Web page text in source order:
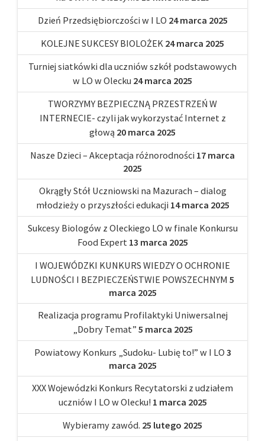
Dzień Przedsiębiorczości w I LO 24 marca 2025
KOLEJNE SUKCESY BIOLOŻEK 24 marca 2025
Turniej siatkówki dla uczniów szkół podstawowych
w LO w Olecku 24 marca 2025
TWORZYMY BEZPIECZNĄ PRZESTRZEŃ W
INTERNECIE- czyli jak wykorzystać Internet z
głową 20 marca 2025
Nasze Dzieci – Akceptacja różnorodności 17 marca
2025
Okrągły Stół Uczniowski na Mazurach – dialog
młodzieży o przyszłości edukacji 14 marca 2025
Sukcesy Biologów z Oleckiego LO w finale Konkursu
Food Expert 13 marca 2025
I WOJEWÓDZKI KUNKURS WIEDZY O OCHRONIE
LUDNOŚCI I BEZPIECZEŃSTWIE POWSZECHNYM 5
marca 2025
Realizacja programu Profilaktyki Uniwersalnej
„Dobry Temat” 5 marca 2025
Powiatowy Konkurs „Sudoku- Lubię to!” w I LO 3
marca 2025
XXX Wojewódzki Konkurs Recytatorski z udziałem
uczniów I LO w Olecku! 1 marca 2025
Wybieramy zawód. 25 lutego 2025